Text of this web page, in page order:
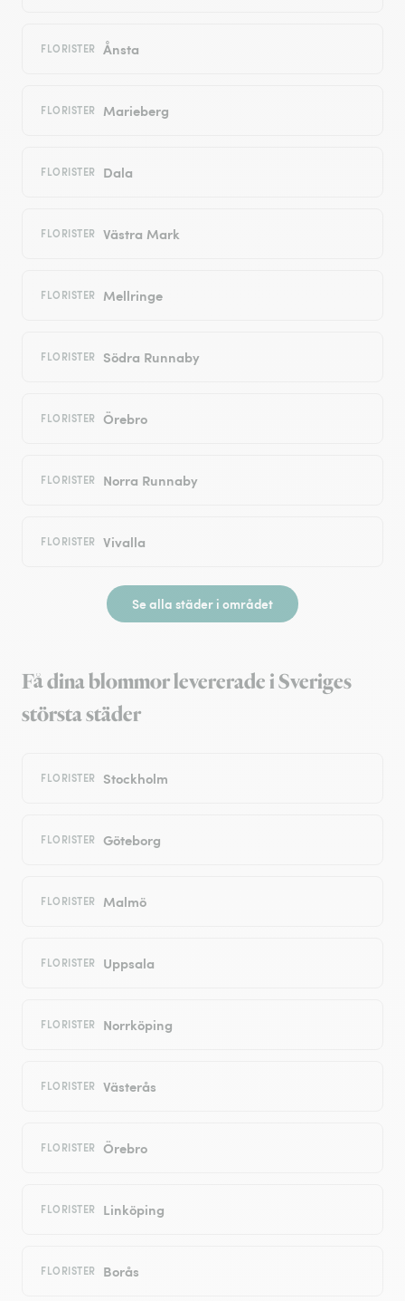
FLORISTER Ånsta
FLORISTER Marieberg
FLORISTER Dala
FLORISTER Västra Mark
FLORISTER Mellringe
FLORISTER Södra Runnaby
FLORISTER Örebro
FLORISTER Norra Runnaby
FLORISTER Vivalla
Se alla städer i området
Få dina blommor levererade i Sveriges
största städer
FLORISTER Stockholm
FLORISTER Göteborg
FLORISTER Malmö
FLORISTER Uppsala
FLORISTER Norrköping
FLORISTER Västerås
FLORISTER Örebro
FLORISTER Linköping
FLORISTER Borås